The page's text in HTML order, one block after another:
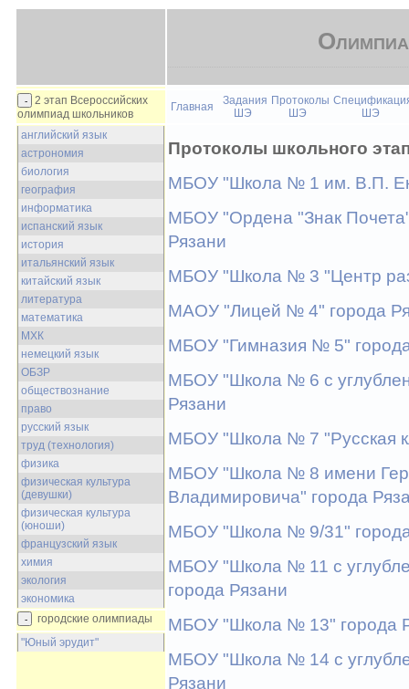
2 этап Всероссийских
олимпиад школьников
Главная
Задания
ШЭ
Протоколы
ШЭ
ШЭ
английский язык
астрономия
биология
география
информатика
испанский язык
история
итальянский язык
китайский язык
литература
математика
МХК
немецкий язык
ОБЗР
обществознание
право
русский язык
труд (технология)
физика
физическая культура
(девушки)
физическая культура
(юноши)
французский язык
химия
экология
экономика
Протоколы школьного
МБОУ "Школа № 1 им. В.П.
МБОУ "Ордена "Знак
Рязани
МБОУ "Школа № 3 "Центр
МАОУ "Лицей № 4" города
МБОУ "Гимназия № 5"
МБОУ "Школа № 6 с
Рязани
МБОУ "Школа № 7 "Русская
МБОУ "Школа № 8 имени
Владимировича" города
МБОУ "Школа № 9/31"
МБОУ "Школа № 11 с
города Рязани
МБОУ "Школа № 13" города
МБОУ "Школа № 14 с
Рязани
городские олимпиады
"Юный эрудит"